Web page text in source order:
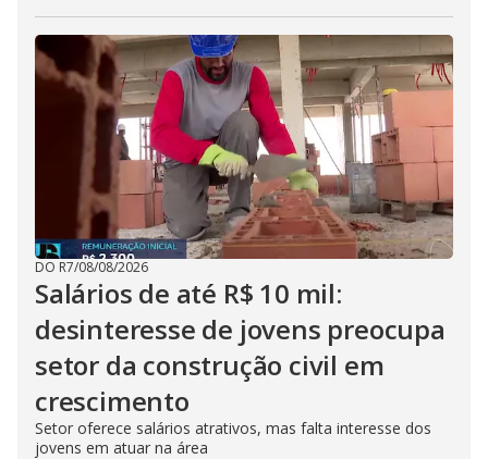
DO R7/08/08/2026
Salários de até R$ 10 mil:
desinteresse de jovens preocupa
setor da construção civil em
crescimento
Setor oferece salários atrativos, mas falta interesse dos
jovens em atuar na área